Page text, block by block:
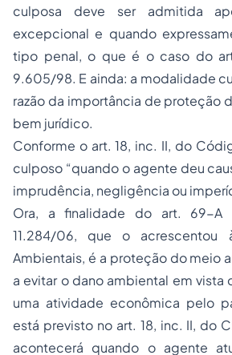
culposa deve ser admitida
excepcional e quando
tipo penal, o que é o caso do
9.605/98. E ainda: a modalidade
razão da importância de proteção
bem jurídico.
Conforme o art. 18, inc. II, do
culposo “quando o agente deu
imprudência, negligência ou
Ora, a finalidade do art. 69-A
11.284/06, que o
Ambientais, é a proteção do meio
a evitar o dano ambiental em vista
uma atividade econômica pelo
está previsto no art. 18, inc. II, do
acontecerá quando o agente